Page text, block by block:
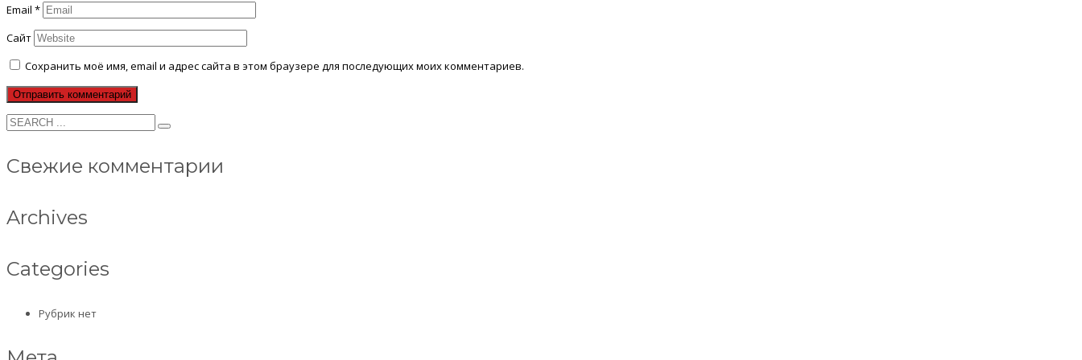
Email *
Сайт
Сохранить моё имя, email и адрес сайта в этом браузере для последующих моих комментариев.
Свежие комментарии
Archives
Categories
Рубрик нет